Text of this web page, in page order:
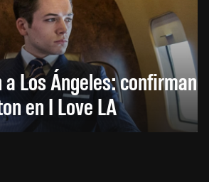
a Los Ángeles: confirman
en I Love LA